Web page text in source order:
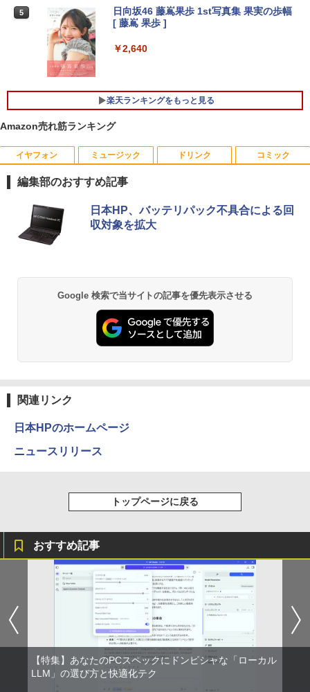
【期間限定 ポイントUP＆クーポン配
ン BR1104FTA-NS0097XA Windows11
￥29,800
5
NEC公式店 ノートパソコン LAVIE Direc
品 Windows 11 Home、Ryzen5、16GB
グレー 送料無料 【NortonP】
￥124,801
イルモニター 15.6インチ モバイルディス
プレイ 1920*1080 ポータブルモニター I
ド VESA スピーカ内蔵 USBType-C ミニ
￥9,980
5
【楽天1位！保護レザーケース付き】【タ
ッチ選択】 モバイルモニター 15.6インチ
高画質 デュアルモニター サブモニター
リモートワーク IPS Tpye-C/mini HDMI
pc ミニPC iPhone対応
5
日向坂46 藤嶌果歩 1st写真集 果実の歩幅
[ 藤嶌 果歩 ]
￥2,640
楽天ランキングをもっと見る
Amazon売れ筋ランキング
イヤフォン
Anker Soundcore P40i オフホワイト
￥7,990
Anker Soundcore P31i ブラック
￥5,990
軽量 ブルートゥースHi-Fi 最大36時間再生 ぶ
るーとゅーす コードレス ENCノイズキャン
セリング 自動ペアリング Type-C充電 マイク
￥1,964
Xiaomi シャオミ REDMI Buds 8 Lite ワイヤ
レスイヤホン Bluetooth 5.4 ノイズキャンセ
リング ANC 36時間再生
￥2,980
ミュージック
BRUCE WAYNE feat. Flo Milli, ATL Jacob
[Explicit]
BRUCE WAYNE feat. Flo Milli, ATL Jacob
[Explicit]
￥250
￥250
￥250
ドリンク
【Amazon.co.jp限定】 い・ろ・は・す 2L P
ET ラベルレス ×8本
by Amazon 天然水 ラベルレス 500ml ×24本
富士山の天然水 バナジウム含有 水 ミネラル
ウォーター ペットボトル 静岡県産 500ミリリ
ットル (Smart Basic)
￥1,117
コカ・コーラ やかんの麦茶 from 爽健美茶 ラ
ベルレス 650mlPET×24本
￥2,009
コミック
薬屋のひとりごと 17巻 (デジタル版ビッグガ
ンガンコミックス)
異世界居酒屋「のぶ」(22) (角川コミックス・
エース)
￥832
￥572
版ビッグガンガンコミックス)
￥810
編集部のおすすめ記事
日本HP、バッテリパック不具合による回
収対象を拡大
Google 検索で当サイトの記事を優先表示させる
関連リンク
日本HPのホームページ
ニュースリリース
トップページに戻る
おすすめ記事
【特集】あなたのPCスペックにドンピシャな「ローカル
LLM」の選び方と快適化テク